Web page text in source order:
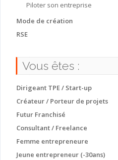
Piloter son entreprise
Mode de création
RSE
Vous êtes :
Dirigeant TPE / Start-up
Créateur / Porteur de projets
Futur Franchisé
Consultant / Freelance
Femme entrepreneure
Jeune entrepreneur (-30ans)